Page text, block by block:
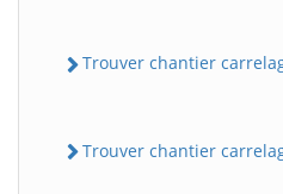
Trouver chantier
Trouver chantier